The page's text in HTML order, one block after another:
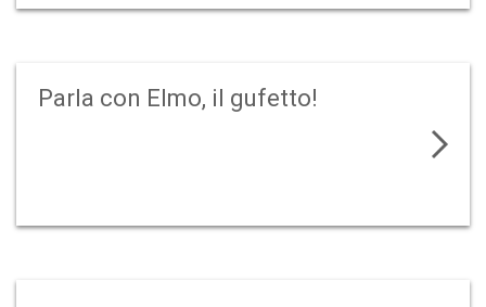
Parla con Elmo, il gufetto!